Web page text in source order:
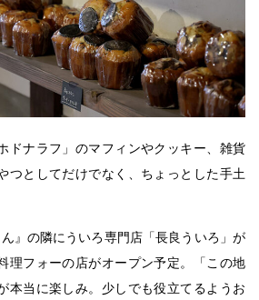
ドナラフ」のマフィンやクッキー、雑貨
つとしてだけでなく、ちょっとした手土
』の隣にういろ専門店「長良ういろ」が
理フォーの店がオープン予定。「この地
本当に楽しみ。少しでも役立てるようお